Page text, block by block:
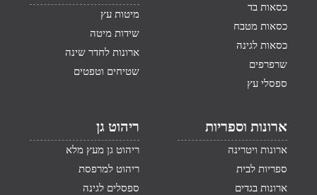
כסאות בד
כסאות מטבח
כסאות לגינה
שרפרפים
ספסלי עץ
מיטות עץ
שידות מיטה
ארונות לחדר שינה
שטיחים וטפטים
ארונות וספריות
ארונות ויטרינה
ספריות לבית
ארונות בגדים
ריהוט גן
ריהוט גן מעץ מלא
ריהוט למרפסת
ספסלים לגינה